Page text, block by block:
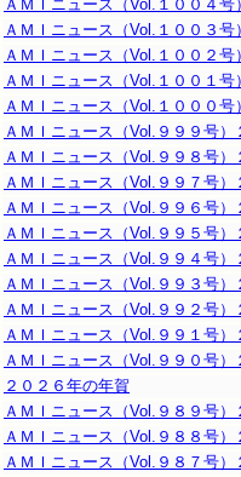
ＡＭＩニュース（Vol.１００４
ＡＭＩニュース（Vol.１００３
ＡＭＩニュース（Vol.１００２
ＡＭＩニュース（Vol.１００１
ＡＭＩニュース（Vol.１０００
ＡＭＩニュース（Vol.９９９号
ＡＭＩニュース（Vol.９９８号
ＡＭＩニュース（Vol.９９７号
ＡＭＩニュース（Vol.９９６号
ＡＭＩニュース（Vol.９９５号
ＡＭＩニュース（Vol.９９４号
ＡＭＩニュース（Vol.９９３号
ＡＭＩニュース（Vol.９９２号
ＡＭＩニュース（Vol.９９１号
ＡＭＩニュース（Vol.９９０号
２０２６年の年賀
ＡＭＩニュース（Vol.９８９号
ＡＭＩニュース（Vol.９８８号
ＡＭＩニュース（Vol.９８７号